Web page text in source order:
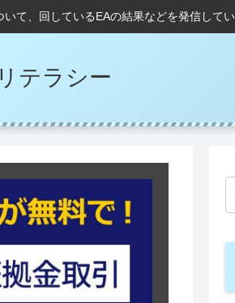
て、回しているEAの結果などを発信してい
テラシー